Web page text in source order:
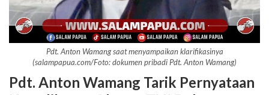
Pdt. Anton Wamang saat menyampaikan klarifikasinya
(salampapua.com/Foto: dokumen pribadi Pdt. Anton Wamang)
Pdt. Anton Wamang Tarik Pernyataan